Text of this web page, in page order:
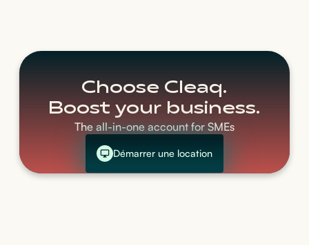
Choose Cleaq.
Boost your business.
The all-in-one account for SMEs
Démarrer une location